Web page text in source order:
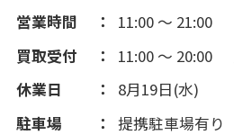
営業時間
11:00 ～ 21:00
買取受付
11:00 ～ 20:00
休業日
8月19日(水)
駐車場
提携駐車場有り